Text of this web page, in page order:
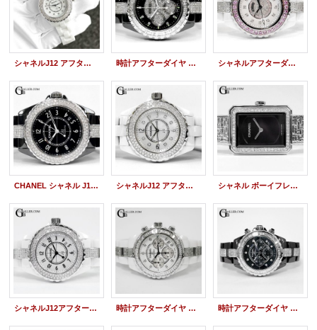
シャネルJ12 アフターダイヤ 2重ダイヤ ベゼル H5698 レディース 33mm 時計アフターダイヤ シャネルJ12 100本限定仕様 バゲットダイヤベゼル/ブレスダイヤ シャネルアフターダイヤ J12 H2010 ピンクサファイアベゼル 12PD ブレスセンターダイヤ加工 サークルダイヤ文字盤製作
CHANEL シャネル J12 アフターダイヤ ベゼル ブレスセンター ダイヤ加工 H5697 キャリバー12.1 38mm 裏スケ 新型モデル シャネルJ12 アフターダイヤ 33mm H2422 無回転ベゼル 2列ダイヤモンド シャネル ボーイフレンド ツイード H4876 アフターダイヤ CHANEL レディース時計
シャネルJ12アフターダイヤ 33mm フルダイヤモンド CHANEL H0968 時計アフターダイヤ シャネルJ12 9Pクロノ バゲットダイヤベゼル/ブレスダイヤ 時計アフターダイヤ シャネルJ12 9Pクロノ バゲットダイヤ/ブレスダイヤ